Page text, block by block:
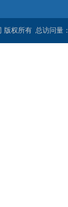
版权所有 总访问量：